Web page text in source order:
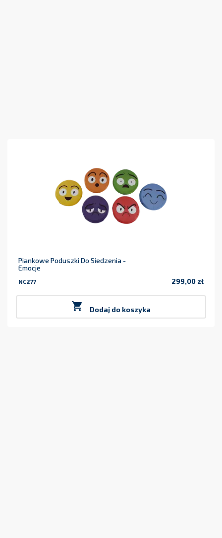
Piankowe Poduszki Do Siedzenia -
Emocje
NC277 299,00 zł
 Dodaj do koszyka